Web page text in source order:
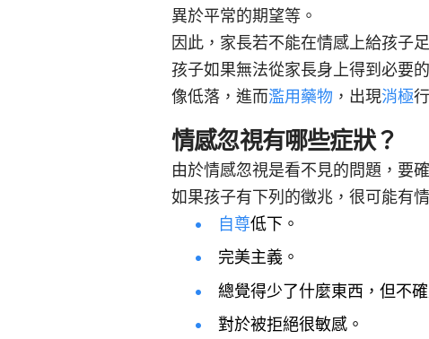
異於平常的期望等。
因此，家長若不能在情感上給孩子
孩子如果無法從家長身上得到必要
像低落，進而濫用藥物 ，出現消極
情感忽視有哪些症狀？
由於情感忽視是看不見的問題，要
如果孩子有下列的徵兆，很可能有
自尊低下。
完美主義。
總覺得少了什麼東西，但不
對於被拒絕很敏感。